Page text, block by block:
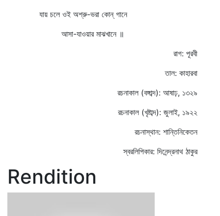
যায় চলে ওই অশ্রু-ভরা কোন্‌ গানে
আসা-যাওয়ার মাঝখানে ॥
রাগ: পূরবী
তাল: কাহারবা
রচনাকাল (বঙ্গাব্দ): আষাঢ়, ১৩২৯
রচনাকাল (খৃষ্টাব্দ): জুলাই, ১৯২২
রচনাস্থান: শান্তিনিকেতন
স্বরলিপিকার: দিনেন্দ্রনাথ ঠাকুর
Rendition